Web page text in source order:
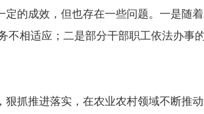
定的成效，但也存在一些问题。一是
相适应；二是部分干部职工依法办
抓推进落实，在农业农村领域不断